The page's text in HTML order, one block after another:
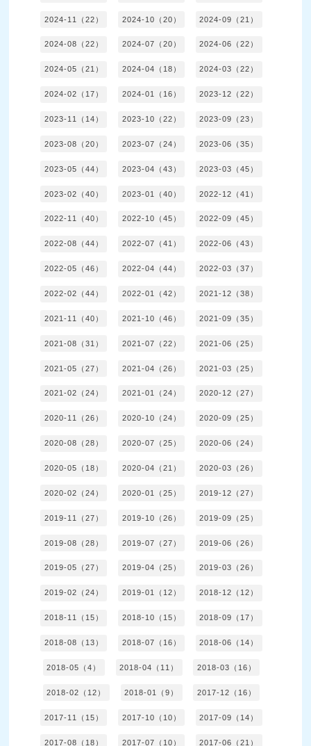
2024-11（22） 2024-10（20） 2024-09（21）
2024-08（22） 2024-07（20） 2024-06（22）
2024-05（21） 2024-04（18） 2024-03（22）
2024-02（17） 2024-01（16） 2023-12（22）
2023-11（14） 2023-10（22） 2023-09（23）
2023-08（20） 2023-07（24） 2023-06（35）
2023-05（44） 2023-04（43） 2023-03（45）
2023-02（40） 2023-01（40） 2022-12（41）
2022-11（40） 2022-10（45） 2022-09（45）
2022-08（44） 2022-07（41） 2022-06（43）
2022-05（46） 2022-04（44） 2022-03（37）
2022-02（44） 2022-01（42） 2021-12（38）
2021-11（40） 2021-10（46） 2021-09（35）
2021-08（31） 2021-07（22） 2021-06（25）
2021-05（27） 2021-04（26） 2021-03（25）
2021-02（24） 2021-01（24） 2020-12（27）
2020-11（26） 2020-10（24） 2020-09（25）
2020-08（28） 2020-07（25） 2020-06（24）
2020-05（18） 2020-04（21） 2020-03（26）
2020-02（24） 2020-01（25） 2019-12（27）
2019-11（27） 2019-10（26） 2019-09（25）
2019-08（28） 2019-07（27） 2019-06（26）
2019-05（27） 2019-04（25） 2019-03（26）
2019-02（24） 2019-01（12） 2018-12（12）
2018-11（15） 2018-10（15） 2018-09（17）
2018-08（13） 2018-07（16） 2018-06（14）
2018-05（4） 2018-04（11） 2018-03（16）
2018-02（12） 2018-01（9） 2017-12（16）
2017-11（15） 2017-10（10） 2017-09（14）
2017-08（18） 2017-07（10） 2017-06（21）